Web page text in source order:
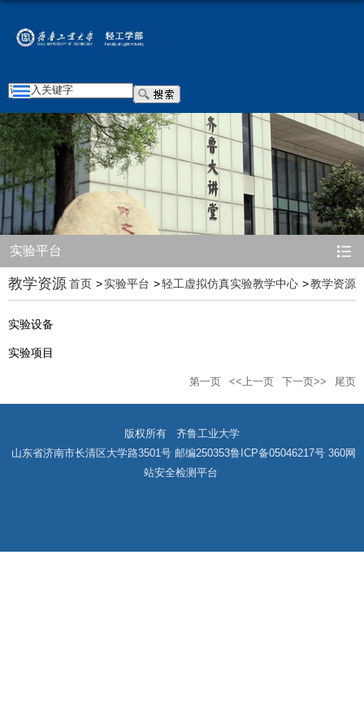
实验平台
首页 实验平台 轻工虚拟仿真实验教学中心 教学资源
教学资源
实验设备
实验项目
第一页 <<上一页 下一页>> 尾页
版权所有 齐鲁工业大学
山东省济南市长清区大学路3501号 邮编250353鲁ICP备05046217号360网
站安全检测平台